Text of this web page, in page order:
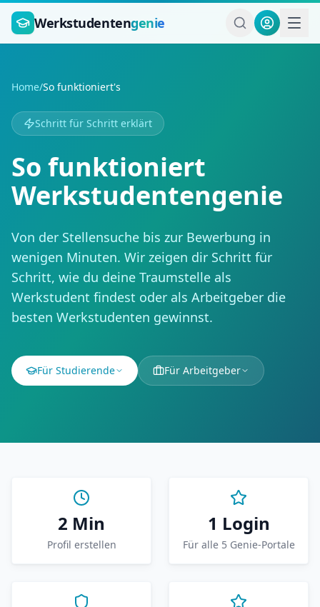
Zum Hauptinhalt springen
Werkstudentengenie
Home/So funktioniert's
Schritt für Schritt erklärt
So funktioniert
Werkstudentengenie
Von der Stellensuche bis zur Bewerbung in
wenigen Minuten. Wir zeigen dir Schritt für
Schritt, wie du deine Traumstelle als
Werkstudent findest oder als Arbeitgeber die
besten Werkstudenten gewinnst.
Für Studierende Für Arbeitgeber
2 Min
Profil erstellen
1 Login
Für alle 5 Genie-Portale